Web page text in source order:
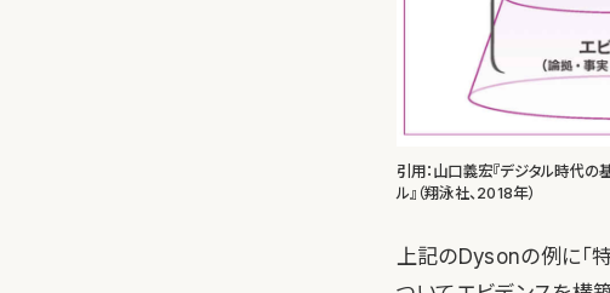
引用：山口義宏『デジタル時代の
ル』（翔泳社、2018年）
上記のDysonの例に「